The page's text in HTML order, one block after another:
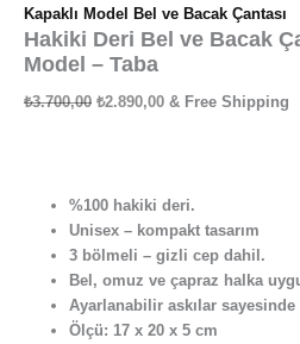
Kapaklı Model Bel ve Bacak Çantası
Hakiki Deri Bel ve Bacak
Model – Taba
₺3.700,00 ₺2.890,00 & Free Shipping
%100 hakiki deri.
Unisex – kompakt tasarım
3 bölmeli – gizli cep dahil.
Bel, omuz ve çapraz halka
Ayarlanabilir askılar
Ölçü: 17 x 20 x 5 cm